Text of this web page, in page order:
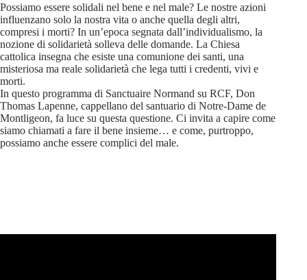
Possiamo essere solidali nel bene e nel male? Le nostre azioni
influenzano solo la nostra vita o anche quella degli altri,
compresi i morti? In un’epoca segnata dall’individualismo, la
nozione di solidarietà solleva delle domande. La Chiesa
cattolica insegna che esiste una comunione dei santi, una
misteriosa ma reale solidarietà che lega tutti i credenti, vivi e
morti.
In questo programma di Sanctuaire Normand su RCF, Don
Thomas Lapenne, cappellano del santuario di Notre-Dame de
Montligeon, fa luce su questa questione. Ci invita a capire come
siamo chiamati a fare il bene insieme… e come, purtroppo,
possiamo anche essere complici del male.